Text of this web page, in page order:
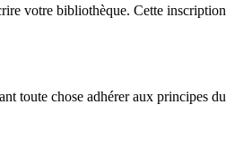
votre bibliothèque. Cette
toute chose adhérer aux principes du